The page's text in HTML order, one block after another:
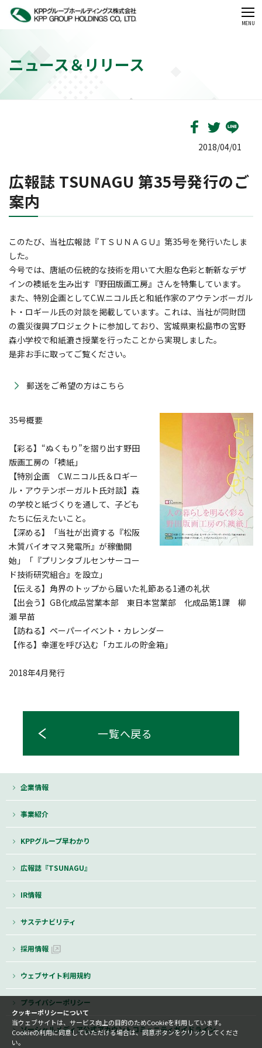
CLOSE
MENU
ニュース＆リリース
2018/04/01
広報誌 TSUNAGU 第35号発行のご
案内
このたび、当社広報誌『ＴＳＵＮＡＧＵ』第35号を発行いたしま
した。
今号では、唐紙の伝統的な技術を用いて大胆な色彩と斬新なデザ
インの襖紙を生み出す『野田版画工房』さんを特集しています。
また、特別企画としてC.W.ニコル氏と和紙作家のアウテンボーガル
ト・ロギール氏の対談を掲載しています。これは、当社が同財団
の震災復興プロジェクトに参加しており、宮城県東松島市の宮野
森小学校で和紙漉き授業を行ったことから実現しました。
是非お手に取ってご覧ください。
郵送をご希望の方はこちら
35号概要
【彩る】“ぬくもり”を摺り出す野田
版画工房の「襖紙」
【特別企画 C.W.ニコル氏＆ロギー
ル・アウテンボーガルト氏対談】森
の学校と紙づくりを通して、子ども
たちに伝えたいこと。
【深める】「当社が出資する『松阪
木質バイオマス発電所』が稼働開
始」「『プリンタブルセンサーコー
ド技術研究組合』を設立」
【伝える】角界のトップから届いた礼節ある1通の礼状
【出会う】GB化成品営業本部 東日本営業部 化成品第1課 柳
瀨 早苗
【訪ねる】ペーパーイベント・カレンダー
【作る】幸運を呼び込む「カエルの貯金箱」
2018年4月発行
一覧へ戻る
クッキーポリシーについて
当ウェブサイトは、サービス向上の目的のためCookieを利用しています。
Cookieの利用に同意していただける場合は、同意ボタンをクリックしてくださ
い。
企業情報
事業紹介
KPPグループ早わかり
広報誌『TSUNAGU』
IR情報
サステナビリティ
採用情報
ウェブサイト利用規約
プライバシーポリシー
ソーシャルメディア公式アカウントコミュニティガイドライン